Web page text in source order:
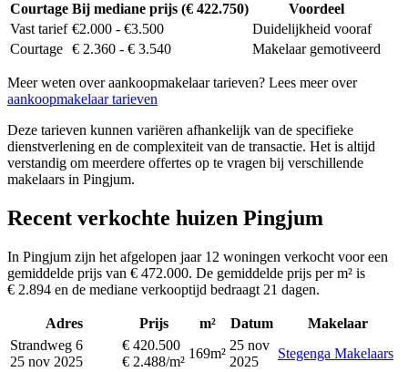
Courtage Bij mediane prijs (€ 422.750)
Voordeel
Vast tarief €2.000 - €3.500
Duidelijkheid vooraf
Courtage € 2.360 - € 3.540 Makelaar gemotiveerd
Meer weten over aankoopmakelaar tarieven? Lees meer over
aankoopmakelaar tarieven
Deze tarieven kunnen variëren afhankelijk van de specifieke
dienstverlening en de complexiteit van de transactie. Het is altijd
verstandig om meerdere offertes op te vragen bij verschillende
makelaars in Pingjum.
Recent verkochte huizen Pingjum
In Pingjum zijn het afgelopen jaar 12 woningen verkocht voor een
gemiddelde prijs van € 472.000. De gemiddelde prijs per m² is
€ 2.894 en de mediane verkooptijd bedraagt 21 dagen.
Adres Prijs m² Datum
Makelaar
Strandweg 6
25 nov 2025
€ 420.500
€ 2.488/m²
169m²
25 nov
2025
Stegenga Makelaars